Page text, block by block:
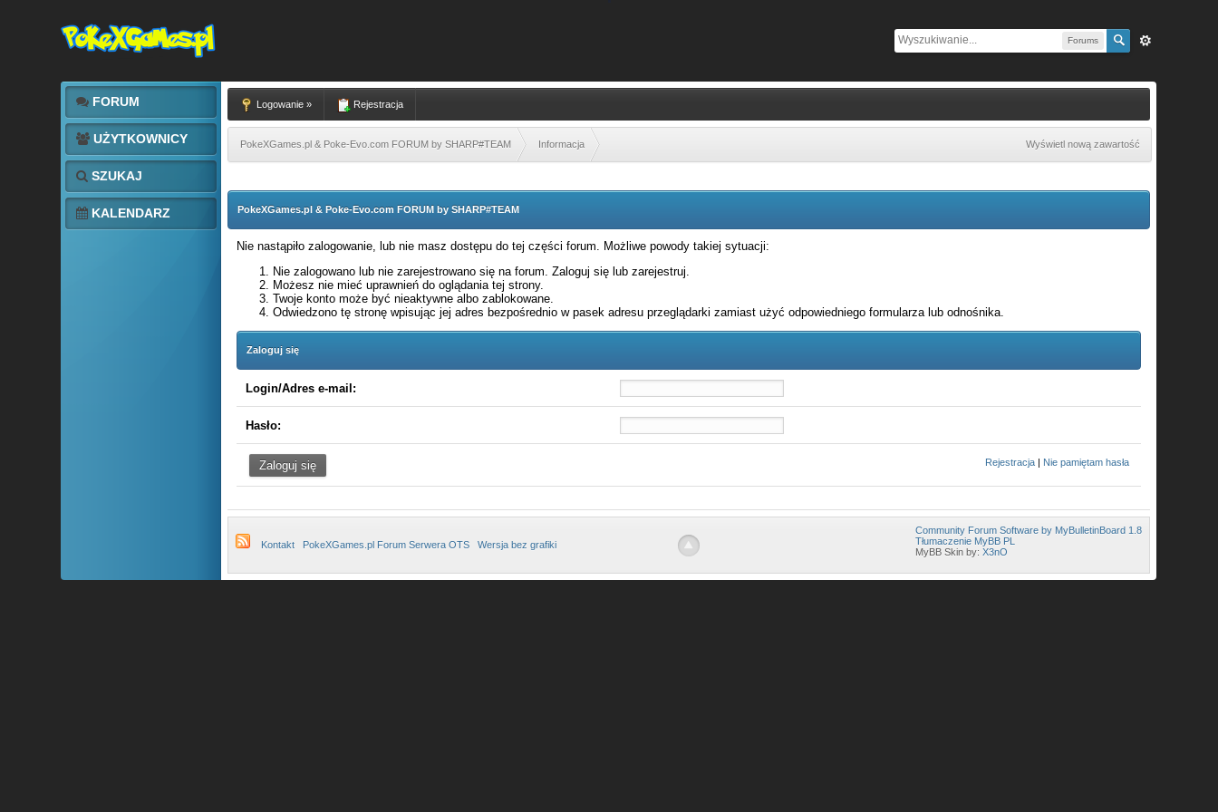
Forums
FORUM
UŻYTKOWNICY
SZUKAJ
KALENDARZ
Logowanie » Rejestracja
PokeXGames.pl & Poke-Evo.com FORUM by SHARP#TEAM Informacja Wyświetl nową zawartość
PokeXGames.pl & Poke-Evo.com FORUM by SHARP#TEAM
Nie nastąpiło zalogowanie, lub nie masz dostępu do tej części forum. Możliwe powody takiej sytuacji:
Nie zalogowano lub nie zarejestrowano się na forum. Zaloguj się lub zarejestruj.
Możesz nie mieć uprawnień do oglądania tej strony.
Twoje konto może być nieaktywne albo zablokowane.
Odwiedzono tę stronę wpisując jej adres bezpośrednio w pasek adresu przeglądarki zamiast użyć odpowiedniego formularza lub odnośnika.
Zaloguj się
Login/Adres e-mail:
Hasło:
Rejestracja | Nie pamiętam hasła
Kontakt PokeXGames.pl Forum Serwera OTS Wersja bez grafiki
Community Forum Software by MyBulletinBoard 1.8
Tłumaczenie MyBB PL
MyBB Skin by:X3nO